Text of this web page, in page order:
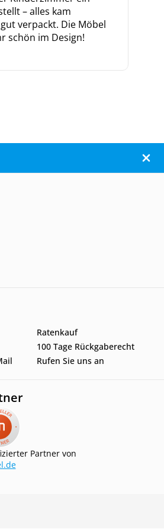
– alles kam
verpackt. Die Möbel
schön im Design!
Ratenkauf
100 Tage Rückgaberecht
Rufen Sie uns an
Partner von